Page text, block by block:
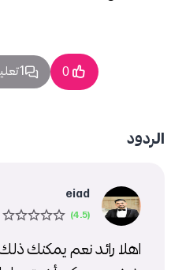
0 1 تعليق
الردود
eiad
اهلا رائد نعم يمكنك